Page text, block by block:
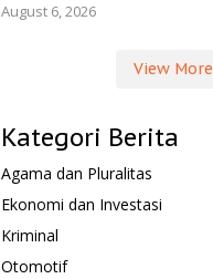
August 6, 2026
View More
Kategori Berita
Agama dan Pluralitas
Ekonomi dan Investasi
Kriminal
Otomotif